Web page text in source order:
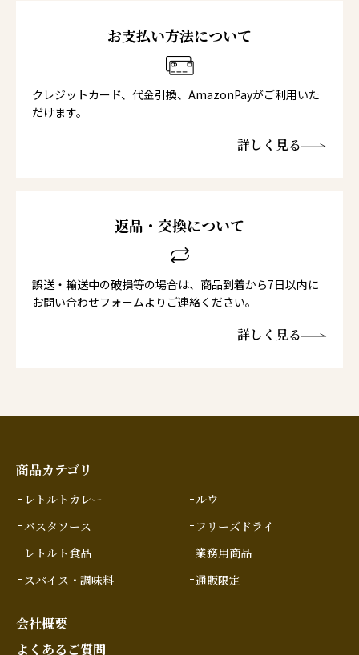
お支払い方法について
クレジットカード、代金引換、AmazonPayがご利用いた
だけます。
詳しく見る
返品・交換について
誤送・輸送中の破損等の場合は、商品到着から7日以内に
お問い合わせフォームよりご連絡ください。
詳しく見る
商品カテゴリ
レトルトカレー
パスタソース
レトルト食品
スパイス・調味料
ルウ
フリーズドライ
業務用商品
通販限定
会社概要
よくあるご質問